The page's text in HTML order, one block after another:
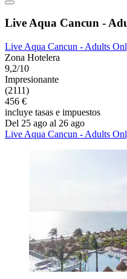
Live Aqua Cancun -
Live Aqua Cancun - Adults
Zona Hotelera
9,2/10
Impresionante
(2111)
456 €
incluye tasas e impuestos
Del 25 ago al 26 ago
Live Aqua Cancun - Adults